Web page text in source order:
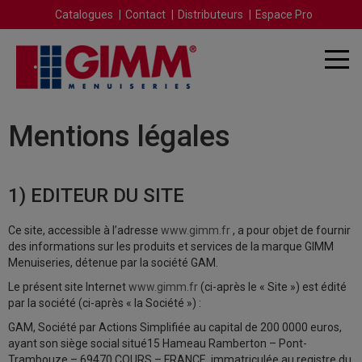
Catalogues Contact Distributeurs Espace Pro
Mentions légales
1) EDITEUR DU SITE
Ce site, accessible à l’adresse www.gimm.fr , a pour objet de fournir
des informations sur les produits et services de la marque GIMM
Menuiseries, détenue par la société GAM.
Le présent site Internetwww.gimm.fr (ci-après le « Site ») est édité
par la société (ci-après « la Société ») :
GAM, Société par Actions Simplifiée au capital de 200 0000 euros,
ayant son siège social situé15 Hameau Ramberton – Pont-